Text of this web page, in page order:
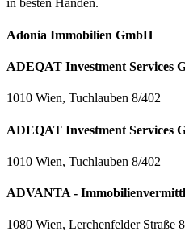
in besten Händen.
Adonia Immobilien GmbH
ADEQAT Investment Services
1010 Wien, Tuchlauben 8/402
ADEQAT Investment Services
1010 Wien, Tuchlauben 8/402
ADVANTA -
1080 Wien, Lerchenfelder Straße